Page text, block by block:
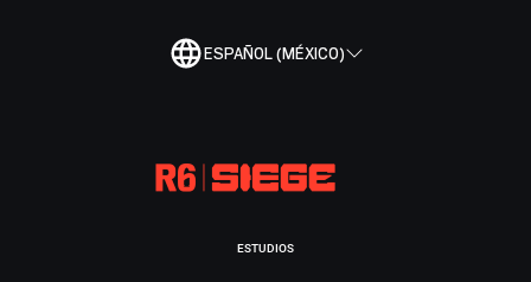
ESPAÑOL (MÉXICO)
ESTUDIOS